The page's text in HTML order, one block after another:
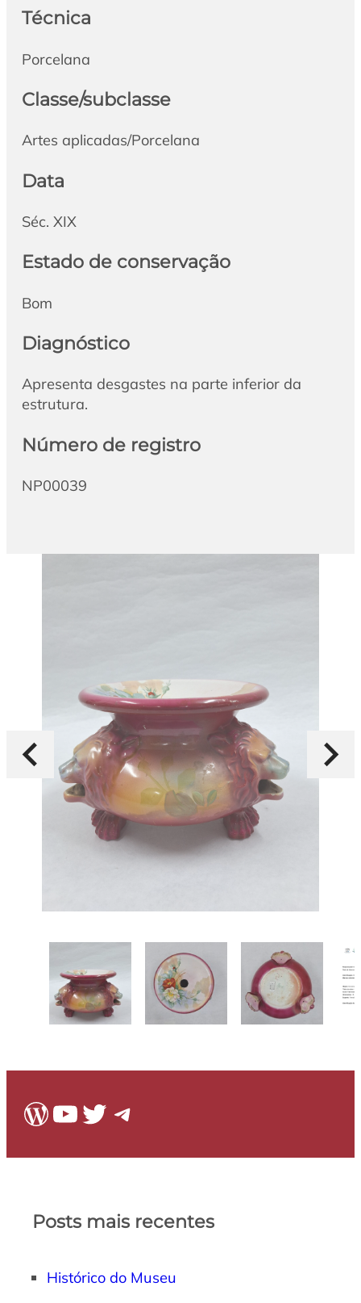
Técnica
Porcelana
Classe/subclasse
Artes aplicadas/Porcelana
Data
Séc. XIX
Estado de conservação
Bom
Diagnóstico
Apresenta desgastes na parte inferior da
estrutura.
Número de registro
NP00039
WordPress
Youtube
Twitter
Telegram
Posts mais recentes
Histórico do Museu